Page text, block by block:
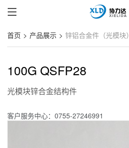
首页 产品展示 锌铝合金件（光模块）
100G QSFP28
光模块锌合金结构件
客户服务中心：0755-27246991